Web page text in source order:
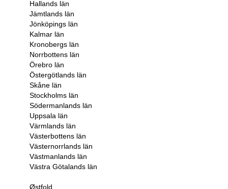
Hallands län
Jämtlands län
Jönköpings län
Kalmar län
Kronobergs län
Norrbottens län
Örebro län
Östergötlands län
Skåne län
Stockholms län
Södermanlands län
Uppsala län
Värmlands län
Västerbottens län
Västernorrlands län
Västmanlands län
Västra Götalands län
Østfold